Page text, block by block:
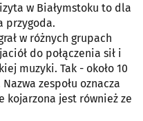
w Białymstoku to dla
przygoda.
w różnych grupach
do połączenia sił i
muzyki. Tak - około 10
zespołu oznacza
kojarzona jest również ze